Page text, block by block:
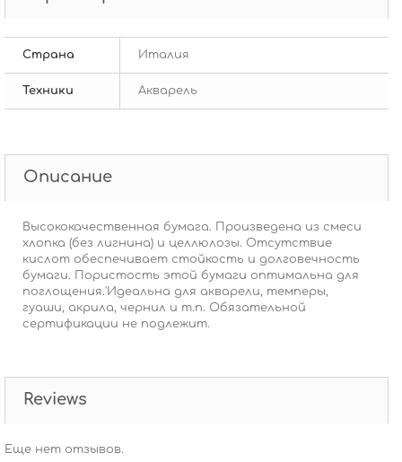
Страна Италия
Техники Акварель
Описание
Высококачественная бумага. Произведена из смеси
хлопка (без лигнина) и целлюлозы. Отсутствие
кислот обеспечивает стойкость и долговечность
бумаги. Пористость этой бумаги оптимальна для
поглощения.'Идеальна для акварели, темперы,
гуаши, акрила, чернил и т.п. Обязательной
сертификации не подлежит.
Reviews
Еще нет отзывов.